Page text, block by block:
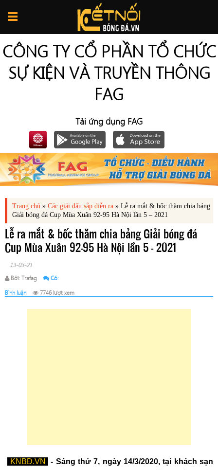
CÔNG TY CỔ PHẦN TỔ CHỨC
SỰ KIỆN VÀ TRUYỀN THÔNG
FAG
Tải ứng dụng FAG
Trang chủ » Các giải đấu sắp diễn ra » Lễ ra mắt & bốc thăm chia bảng
Giải bóng đá Cup Mùa Xuân 92-95 Hà Nội lần 5 – 2021
Lễ ra mắt & bốc thăm chia bảng Giải bóng đá
Cup Mùa Xuân 92-95 Hà Nội lần 5 – 2021
13-03-21
Bởi: Trafag
Có:
Bình luận
7746 lượt xem
KNBĐ.VN
- Sáng thứ 7, ngày 14/3/2020, tại khách sạn